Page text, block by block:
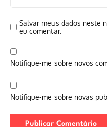
Salvar meus dados neste
eu comentar.
Notifique-me sobre novos
Notifique-me sobre novas